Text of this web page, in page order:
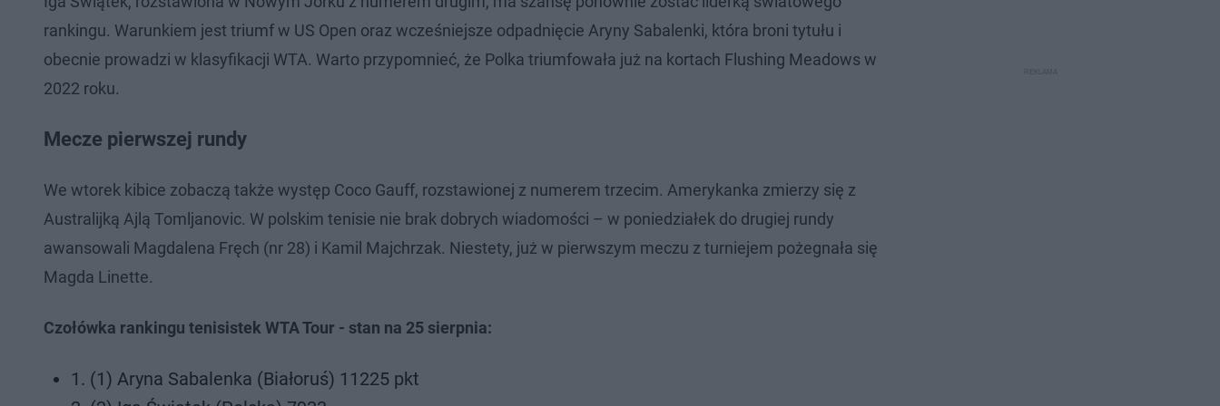
rankingu. Warunkiem jest triumf w US Open oraz wcześniejsze odpadnięcie Aryny Sabalenki, która broni tytułu i
obecnie prowadzi w klasyfikacji WTA. Warto przypomnieć, że Polka triumfowała już na kortach Flushing Meadows w
2022 roku.
Mecze pierwszej rundy
We wtorek kibice zobaczą także występ Coco Gauff, rozstawionej z numerem trzecim. Amerykanka zmierzy się z
Australijką Ajlą Tomljanovic. W polskim tenisie nie brak dobrych wiadomości – w poniedziałek do drugiej rundy
awansowali Magdalena Fręch (nr 28) i Kamil Majchrzak. Niestety, już w pierwszym meczu z turniejem pożegnała się
Magda Linette.
Czołówka rankingu tenisistek WTA Tour - stan na 25 sierpnia:
1. (1) Aryna Sabalenka (Białoruś) 11225 pkt